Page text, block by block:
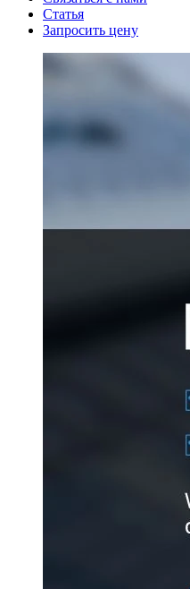
Статья
Запросить цену